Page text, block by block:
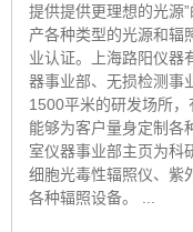
提供提供更理想的光源
产各种类型的光源和辐
业认证。上海路阳仪器
器事业部、无损检测事
1500平米的研发场所
能够为客户量身定制各
室仪器事业部主页为科
细胞光毒性辐照仪、紫
各种辐照设备。 ...